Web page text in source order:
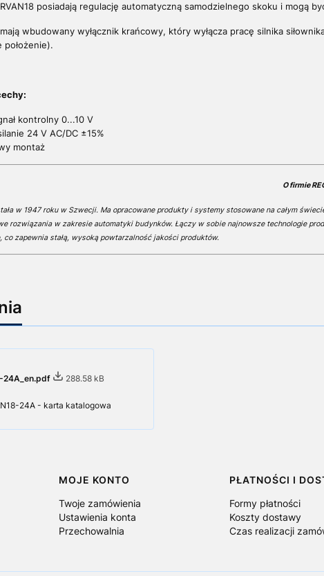
RVAN18 posiadają regulację automatyczną samodzielnego skoku i mogą
mają wbudowany wyłącznik krańcowy, który wyłącza pracę silnika
położenie).
kontrolny 0...10 V
24 V AC/DC ±15%
montaż
O firmie
w 1947 roku w Szwecji. Ma opracowane produkty i systemy stosowane na całym
rozwiązania w zakresie automatyki budynków. Łączy w sobie najnowsze technologie
co zapewnia stałą, wysoką powtarzalność jakości produktów.
24A_en.pdf 288.58 kB
24A - karta katalogowa
MOJE KONTO
Twoje zamówienia
Ustawienia konta
Przechowalnia
PŁATNOŚCI I
Formy płatności
Koszty dostawy
Czas realizacji